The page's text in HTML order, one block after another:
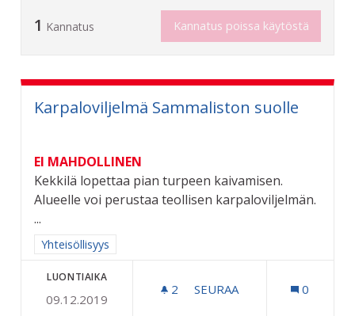
1 Kannatus Kannatus poissa käytöstä
Karpaloviljelmä Sammaliston suolle
EI MAHDOLLINEN
Kekkilä lopettaa pian turpeen kaivamisen.
Alueelle voi perustaa teollisen karpaloviljelmän.
...
Rajaa tulokset aihepiirin mukaan: Yhteisöllisyys
Yhteisöllisyys
LUONTIAIKA
09.12.2019
2 2 SEURAAJAA
SEURAA 0